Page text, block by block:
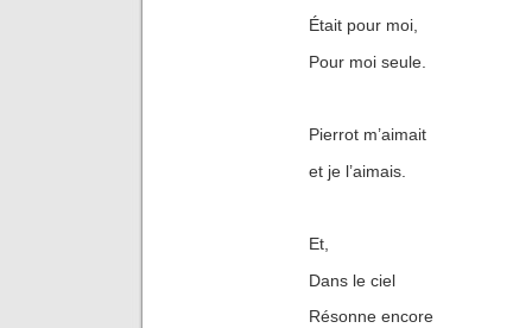
Était pour moi,
Pour moi seule.
Pierrot m’aimait
et je l’aimais.
Et,
Dans le ciel
Résonne encore